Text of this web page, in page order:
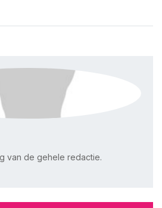
van de gehele redactie.